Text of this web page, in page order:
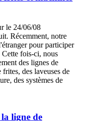
le 24/06/08
Récemment, notre
pour participer
fois-ci, nous
des lignes de
des laveuses de
des systèmes de
ligne de